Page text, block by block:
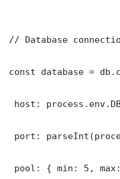
// Database
const database =
host:
port:
pool: { min: 5,